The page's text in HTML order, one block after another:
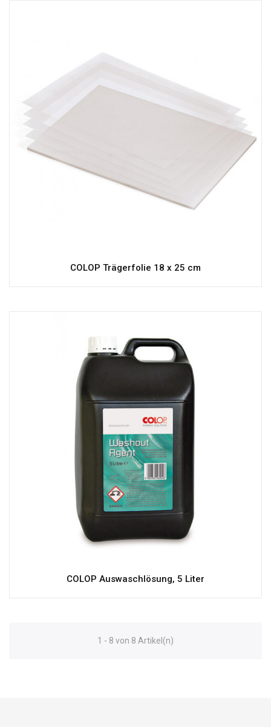
COLOP Trägerfolie 18 x 25 cm
COLOP Auswaschlösung, 5 Liter
1 - 8 von 8 Artikel(n)